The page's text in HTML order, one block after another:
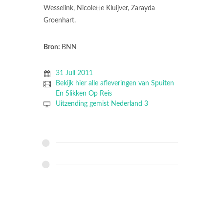
Wesselink, Nicolette Kluijver, Zarayda
Groenhart.
Bron: BNN
31 Juli 2011
Bekijk hier alle afleveringen van Spuiten
En Slikken Op Reis
Uitzending gemist Nederland 3